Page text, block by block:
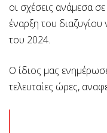
οι σχέσεις ανάμεσα σε
έναρξη του
του 2024.
Ο ίδιος μας
τελευταίες ώρες,